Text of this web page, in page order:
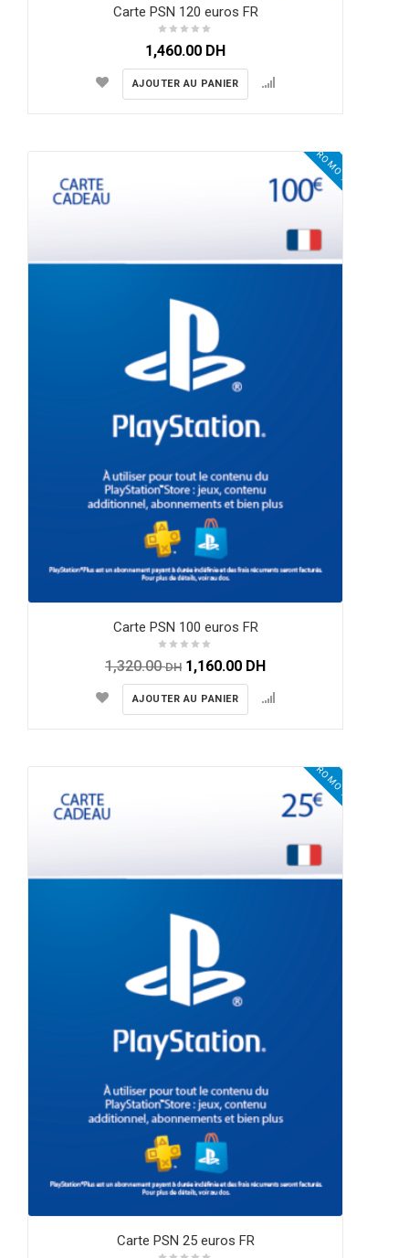
Carte PSN 120 euros FR
1,460.00 DH
AJOUTER AU PANIER
PROMO !
Carte PSN 100 euros FR
1,320.00DH 1,160.00 DH
AJOUTER AU PANIER
PROMO !
Carte PSN 25 euros FR